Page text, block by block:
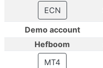
ECN
Demo account
Hefboom
MT4